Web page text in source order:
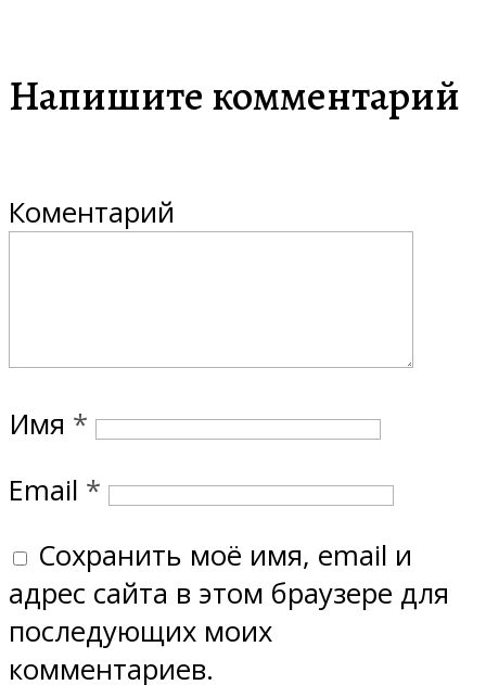
Напишите комментарий
Коментарий
Имя *
Email *
Сохранить моё имя, email и
адрес сайта в этом браузере для
последующих моих
комментариев.